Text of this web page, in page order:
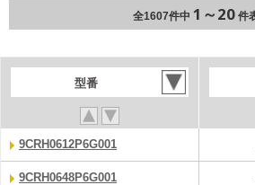
全1607件中 1～20件
型番
9CRH0612P6G001
9CRH0648P6G001